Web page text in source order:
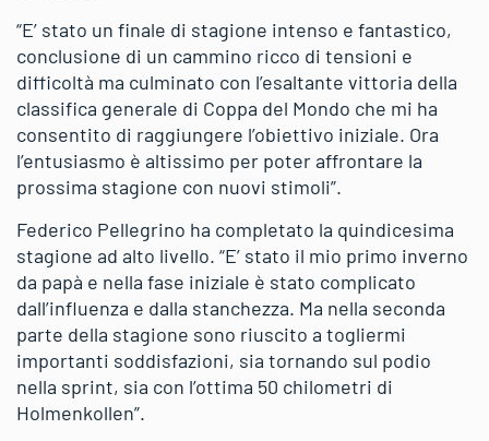
“E’ stato un finale di stagione intenso e fantastico,
conclusione di un cammino ricco di tensioni e
difficoltà ma culminato con l’esaltante vittoria della
classifica generale di Coppa del Mondo che mi ha
consentito di raggiungere l’obiettivo iniziale. Ora
l’entusiasmo è altissimo per poter affrontare la
prossima stagione con nuovi stimoli”.
Federico Pellegrino ha completato la quindicesima
stagione ad alto livello. “E’ stato il mio primo inverno
da papà e nella fase iniziale è stato complicato
dall’influenza e dalla stanchezza. Ma nella seconda
parte della stagione sono riuscito a togliermi
importanti soddisfazioni, sia tornando sul podio
nella sprint, sia con l’ottima 50 chilometri di
Holmenkollen”.